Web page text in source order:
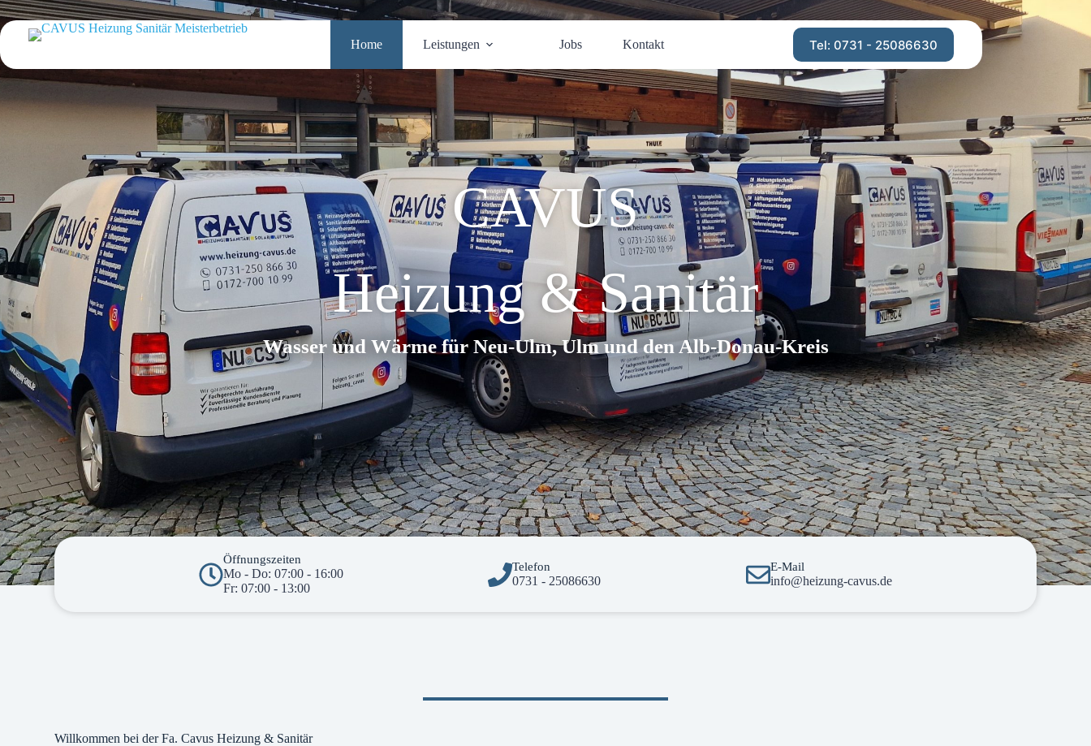
Home Leistungen Jobs Kontakt Tel: 0731 - 25086630
CAVUS
Heizung & Sanitär
Wasser und Wärme für Neu-Ulm, Ulm und den Alb-Donau-Kreis
Öffnungszeiten
Mo - Do: 07:00 - 16:00
Fr: 07:00 - 13:00
Telefon
0731 - 25086630
E-Mail
info@heizung-cavus.de
Willkommen bei der Fa. Cavus Heizung & Sanitär